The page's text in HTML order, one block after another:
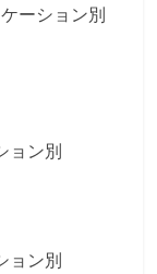
ーション別
ョン別
ョン別